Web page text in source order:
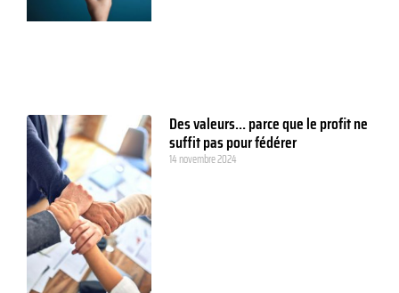
Des valeurs… parce que le profit ne
suffit pas pour fédérer
14 novembre 2024